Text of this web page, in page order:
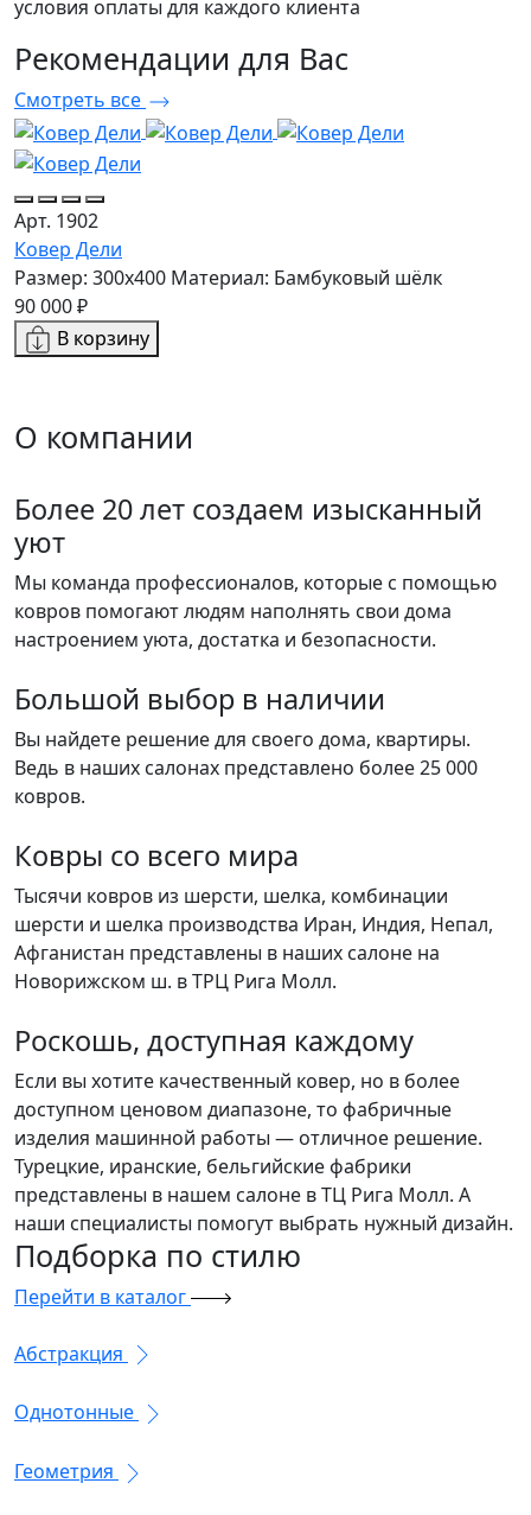
условия оплаты для каждого клиента
Рекомендации для Вас
Смотреть все
Арт. 1902
Ковер Дели
Размер: 300x400 Материал: Бамбуковый шёлк
90 000 ₽
В корзину
О компании
Более 20 лет создаем изысканный
уют
Мы команда профессионалов, которые с помощью
ковров помогают людям наполнять свои дома
настроением уюта, достатка и безопасности.
Большой выбор в наличии
Вы найдете решение для своего дома, квартиры.
Ведь в наших салонах представлено более 25 000
ковров.
Ковры со всего мира
Тысячи ковров из шерсти, шелка, комбинации
шерсти и шелка производства Иран, Индия, Непал,
Афганистан представлены в наших салоне на
Новорижском ш. в ТРЦ Рига Молл.
Роскошь, доступная каждому
Если вы хотите качественный ковер, но в более
доступном ценовом диапазоне, то фабричные
изделия машинной работы — отличное решение.
Турецкие, иранские, бельгийские фабрики
представлены в нашем салоне в ТЦ Рига Молл. А
наши специалисты помогут выбрать нужный дизайн.
Подборка по стилю
Перейти в каталог
Абстракция
Однотонные
Геометрия